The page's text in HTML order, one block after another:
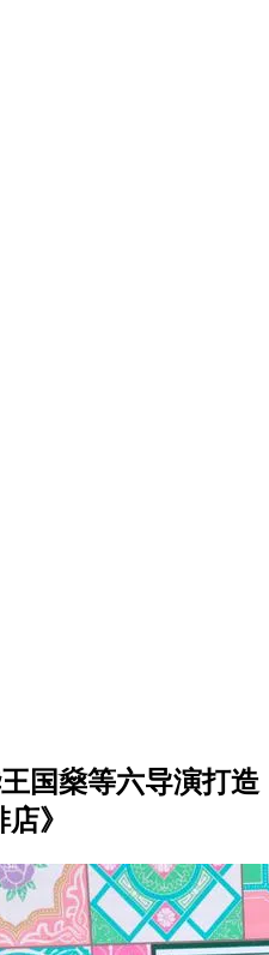
国燊等六导演打造
》